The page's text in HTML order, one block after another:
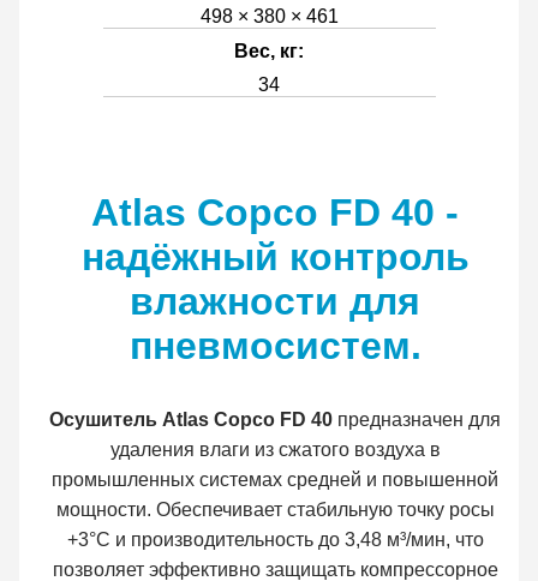
498 × 380 × 461
Вес, кг:
34
Atlas Copco FD 40 -
надёжный контроль
влажности для
пневмосистем.
Осушитель Atlas Copco FD 40 предназначен для
удаления влаги из сжатого воздуха в
промышленных системах средней и повышенной
мощности. Обеспечивает стабильную точку росы
+3°C и производительность до 3,48 м³/мин, что
позволяет эффективно защищать компрессорное